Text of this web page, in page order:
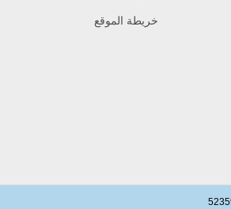
الصين مصنع الأمن الزجاجي
خريطة الموقع